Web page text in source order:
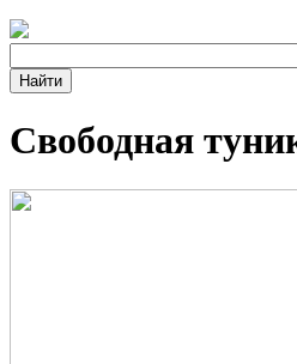
Свободная